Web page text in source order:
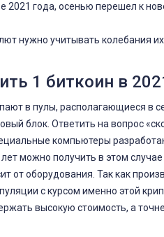
2021 года, осенью перешел к
нужно учитывать колебания их
1 биткоин в
в пулы, располагающиеся в
блок. Ответить на вопрос
компьютеры
можно получить в этом случае
от оборудования. Так как
с курсом именно этой
высокую стоимость, а